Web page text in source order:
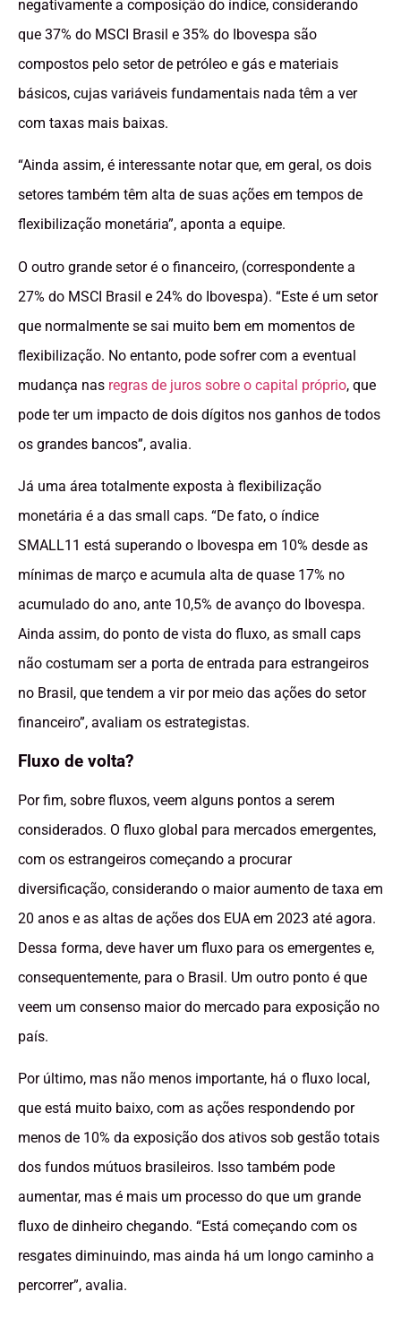
negativamente a composição do índice, considerando
que 37% do MSCI Brasil e 35% do Ibovespa são
compostos pelo setor de petróleo e gás e materiais
básicos, cujas variáveis ​​fundamentais nada têm a ver
com taxas mais baixas.
“Ainda assim, é interessante notar que, em geral, os dois
setores também têm alta de suas ações em tempos de
flexibilização monetária”, aponta a equipe.
O outro grande setor é o financeiro, (correspondente a
27% do MSCI Brasil e 24% do Ibovespa). “Este é um setor
que normalmente se sai muito bem em momentos de
flexibilização. No entanto, pode sofrer com a eventual
mudança nas regras de juros sobre o capital próprio, que
pode ter um impacto de dois dígitos nos ganhos de todos
os grandes bancos”, avalia.
Já uma área totalmente exposta à flexibilização
monetária é a das small caps. “De fato, o índice
SMALL11 está superando o Ibovespa em 10% desde as
mínimas de março e acumula alta de quase 17% no
acumulado do ano, ante 10,5% de avanço do Ibovespa.
Ainda assim, do ponto de vista do fluxo, as small caps
não costumam ser a porta de entrada para estrangeiros
no Brasil, que tendem a vir por meio das ações do setor
financeiro”, avaliam os estrategistas.
Fluxo de volta?
Por fim, sobre fluxos, veem alguns pontos a serem
considerados. O fluxo global para mercados emergentes,
com os estrangeiros começando a procurar
diversificação, considerando o maior aumento de taxa em
20 anos e as altas de ações dos EUA em 2023 até agora.
Dessa forma, deve haver um fluxo para os emergentes e,
consequentemente, para o Brasil. Um outro ponto é que
veem um consenso maior do mercado para exposição no
país.
Por último, mas não menos importante, há o fluxo local,
que está muito baixo, com as ações respondendo por
menos de 10% da exposição dos ativos sob gestão totais
dos fundos mútuos brasileiros. Isso também pode
aumentar, mas é mais um processo do que um grande
fluxo de dinheiro chegando. “Está começando com os
resgates diminuindo, mas ainda há um longo caminho a
percorrer”, avalia.